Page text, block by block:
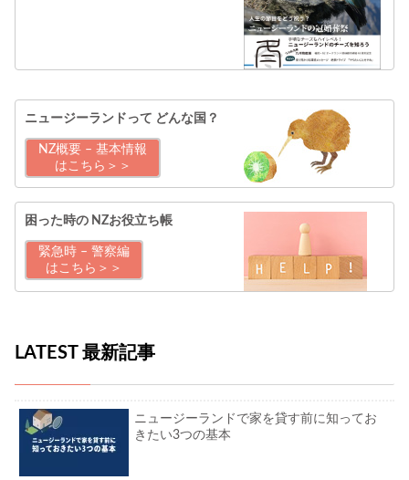
ニュージーランドって どんな国？
NZ概要 – 基本情報
はこちら＞＞
困った時の NZお役立ち帳
緊急時 – 警察編
はこちら＞＞
LATEST 最新記事
ニュージーランドで家を貸す前に知ってお
きたい3つの基本